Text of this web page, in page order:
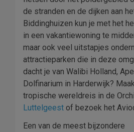
de stranden en de dijken aan
Biddinghuizen kun je met het
in een vakantiewoning te
maar ook veel uitstapjes
attractieparken die in deze
dacht je van Walibi Holland,
Dolfinarium in Harderwijk?
tropische wereldreis in de
Luttelgeest of bezoek het
Een van de meest bijzondere